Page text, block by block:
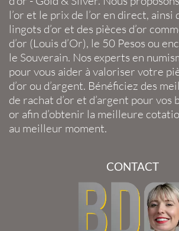
l’or et le prix de l’or en direct, ainsi
lingots d’or et des pièces d’or
d’or (Louis d’Or), le 50 Pesos ou
le Souverain. Nos experts en
pour vous aider à valoriser votre
d’or ou d’argent. Bénéficiez des
de rachat d’or et d’argent pour vos
or afin d’obtenir la meilleure
au meilleur moment.
CONTACT